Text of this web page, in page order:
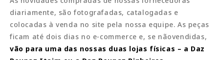
diariamente, são fotografadas, catalogadas e
colocadas à venda no site pela nossa equipe. As peças
ficam até dois dias no e-commerce e, se nãovendidas,
vão para uma das nossas duas lojas físicas – a Daz